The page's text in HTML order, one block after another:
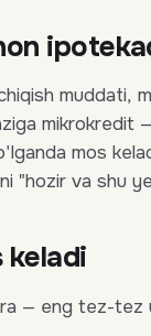
muddati,
mikrokredit
mos
"hozir va shu
keladi
— eng tez-tez